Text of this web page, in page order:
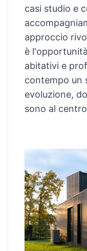
casi studio e
approccio
è
abitativi e
contempo un
evoluzione,
sono al